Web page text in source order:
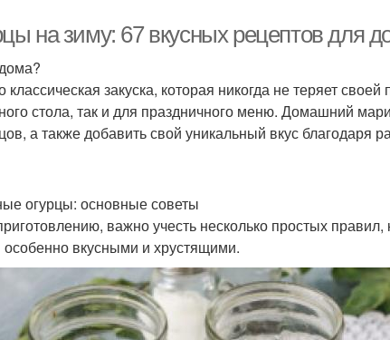
на зиму: 67 вкусных рецептов для
закуска, которая никогда не теряет
стола, так и для праздничного меню. Домашний
а также добавить свой уникальный вкус благодаря
огурцы: основные советы
важно учесть несколько простых правил,
вкусными и хрустящими.